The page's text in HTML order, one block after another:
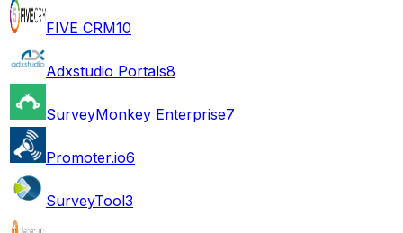
FIVE CRM10
Adxstudio Portals8
SurveyMonkey Enterprise7
Promoter.io6
SurveyTool3